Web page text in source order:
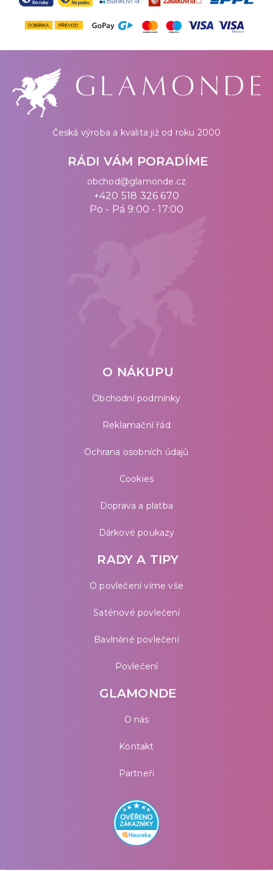
Česká výroba a kvalita již od roku 2000
RÁDI VÁM PORADÍME
obchod@glamonde.cz
+420 518 326 670
Po - Pá 9:00 - 17:00
O NÁKUPU
Obchodní podmínky
Reklamační řád
Ochrana osobních údajů
Cookies
Doprava a platba
Dárkové poukazy
RADY A TIPY
O povlečení víme vše
Saténové povlečení
Bavlněné povlečení
Povlečení
GLAMONDE
O nás
Kontakt
Partneři